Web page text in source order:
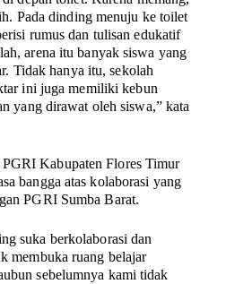
Pada dinding menuju ke toilet
rumus dan tulisan edukatif
arena itu banyak siswa yang
Tidak hanya itu, sekolah
ini juga memiliki kebun
yang dirawat oleh siswa,” kata
Kabupaten Flores Timur
bangga atas kolaborasi yang
PGRI Sumba Barat.
suka berkolaborasi dan
membuka ruang belajar
sebelumnya kami tidak